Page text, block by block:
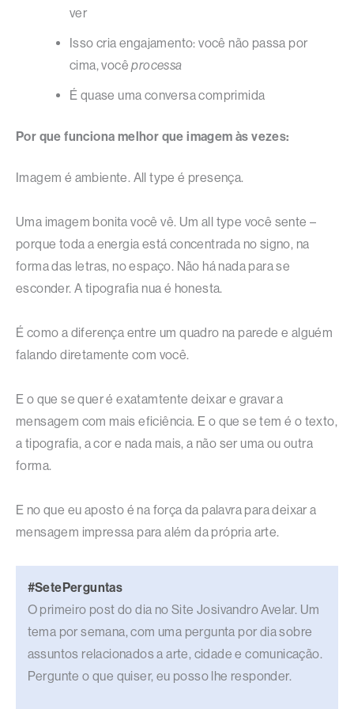
ver
Isso cria engajamento: você não passa por
cima, vocêprocessa
É quase uma conversa comprimida
Por que funciona melhor que imagem às vezes:
Imagem é ambiente. All type é presença.
Uma imagem bonita você vê. Um all type você sente –
porque toda a energia está concentrada no signo, na
forma das letras, no espaço. Não há nada para se
esconder. A tipografia nua é honesta.
É como a diferença entre um quadro na parede e alguém
falando diretamente com você.
E o que se quer é exatamtente deixar e gravar a
mensagem com mais eficiência. E o que se tem é o texto,
a tipografia, a cor e nada mais, a não ser uma ou outra
forma.
E no que eu aposto é na força da palavra para deixar a
mensagem impressa para além da própria arte.
#SetePerguntas
O primeiro post do dia no Site Josivandro Avelar. Um
tema por semana, com uma pergunta por dia sobre
assuntos relacionados a arte, cidade e comunicação.
Pergunte o que quiser, eu posso lhe responder.